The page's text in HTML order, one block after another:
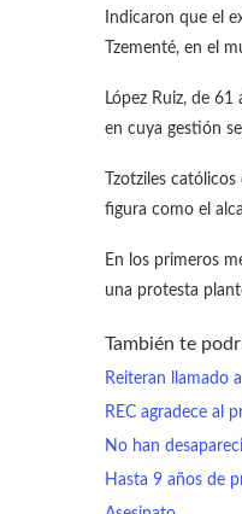
Indicaron que el
Tzementé, en el
López Ruiz, de
en cuya gestión
Tzotziles
figura como el
En los primeros
una protesta
También te
Reiteran llamado
REC agradece al
No han
Hasta 9 años de